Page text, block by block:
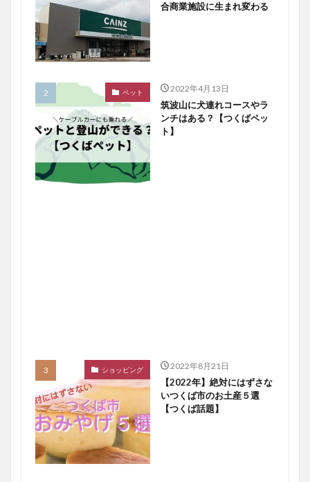
合商業施設に生まれ変わる
ペット 2022年4月13日
筑波山に犬連れコースやラ
ンチはある？【つくばペッ
ト】
ショッピング 2022年8月21日
【2022年】絶対にはずさな
いつくば市のお土産５選
【つくば話題】